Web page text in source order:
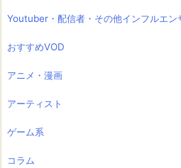
Youtuber・配信者・その他インフルエン
おすすめVOD
アニメ・漫画
アーティスト
ゲーム系
コラム